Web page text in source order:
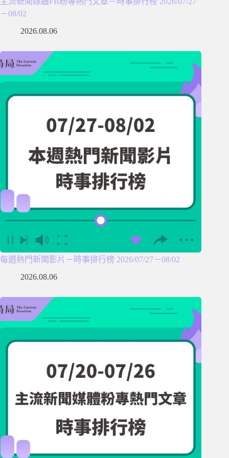
－08/02
2026.08.06
每週熱門新聞影片－時事排行榜 2026/07/27－08/02
2026.08.06